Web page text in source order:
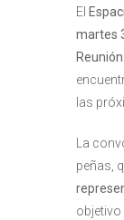
El
martes
las
La
peñas,
objetivo